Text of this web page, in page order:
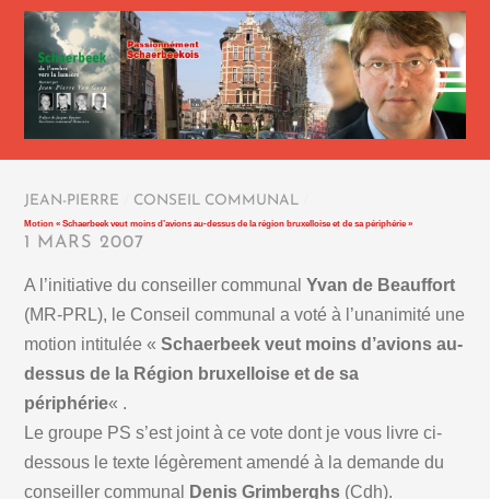
JEAN-PIERRE CONSEIL COMMUNAL
Motion « Schaerbeek veut moins d’avions au-dessus de la région bruxelloise et de sa périphérie »
1 MARS 2007
A l’initiative du conseiller communalYvan de Beauffort
(MR-PRL), le Conseil communal a voté à l’unanimité une
motion intitulée «Schaerbeek veut moins d’avions au-
dessus de la Région bruxelloise et de sa
périphérie« .
Le groupe PS s’est joint à ce vote dont je vous livre ci-
dessous le texte légèrement amendé à la demande du
conseiller communal
Denis Grimberghs (Cdh).